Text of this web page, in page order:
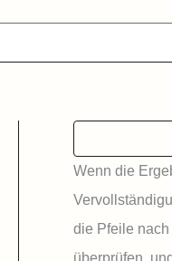
Wenn die
die Pfeile
überprüfen,